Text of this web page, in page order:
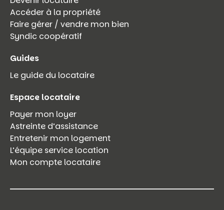
Accéder à la propriété
Faire gérer / vendre mon bien
Syndic coopératif
Guides
Le guide du locataire
Espace locataire
Payer mon loyer
Astreinte d’assistance
Entretenir mon logement
L’équipe service location
Mon compte locataire